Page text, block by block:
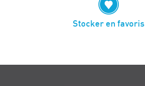
Stocker en favoris